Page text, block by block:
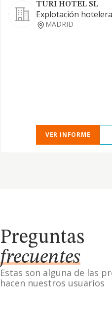
TURI HOTEL SL
Explotación
MADRID
VER INFORME
Preguntas
frecuentes
Estas son alguna de las
hacen nuestros usuarios